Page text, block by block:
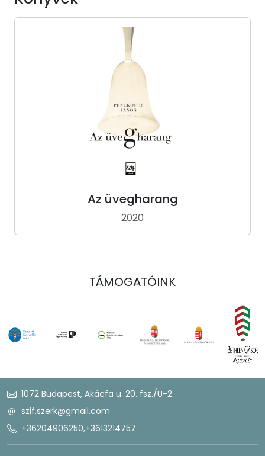
Az üvegharang
2020
TÁMOGATÓINK
1072 Budapest, Akácfa u. 20. fsz./Ü-2.
szif.szerk@gmail.com
+36204906250,+3613214757